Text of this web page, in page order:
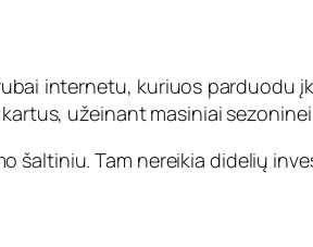
internetu, kuriuos parduodu
užeinant masiniai
šaltiniu. Tam nereikia didelių